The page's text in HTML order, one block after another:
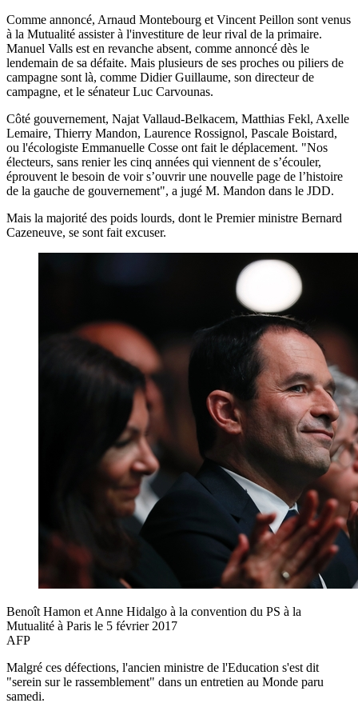
Comme annoncé, Arnaud Montebourg et Vincent Peillon sont venus
à la Mutualité assister à l'investiture de leur rival de la primaire.
Manuel Valls est en revanche absent, comme annoncé dès le
lendemain de sa défaite. Mais plusieurs de ses proches ou piliers de
campagne sont là, comme Didier Guillaume, son directeur de
campagne, et le sénateur Luc Carvounas.
Côté gouvernement, Najat Vallaud-Belkacem, Matthias Fekl, Axelle
Lemaire, Thierry Mandon, Laurence Rossignol, Pascale Boistard,
ou l'écologiste Emmanuelle Cosse ont fait le déplacement. "Nos
électeurs, sans renier les cinq années qui viennent de s’écouler,
éprouvent le besoin de voir s’ouvrir une nouvelle page de l’histoire
de la gauche de gouvernement", a jugé M. Mandon dans le JDD.
Mais la majorité des poids lourds, dont le Premier ministre Bernard
Cazeneuve, se sont fait excuser.
Benoît Hamon et Anne Hidalgo à la convention du PS à la
Mutualité à Paris le 5 février 2017
AFP
Malgré ces défections, l'ancien ministre de l'Education s'est dit
"serein sur le rassemblement" dans un entretien au Monde paru
samedi.